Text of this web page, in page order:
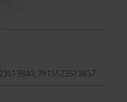
7615523513857